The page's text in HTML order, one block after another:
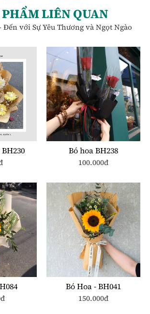
PHẨM LIÊN QUAN
với Sự Yêu Thương và Ngọt Ngào
Bó hoa BH238
100.000đ
Bó Hoa - BH041
150.000đ